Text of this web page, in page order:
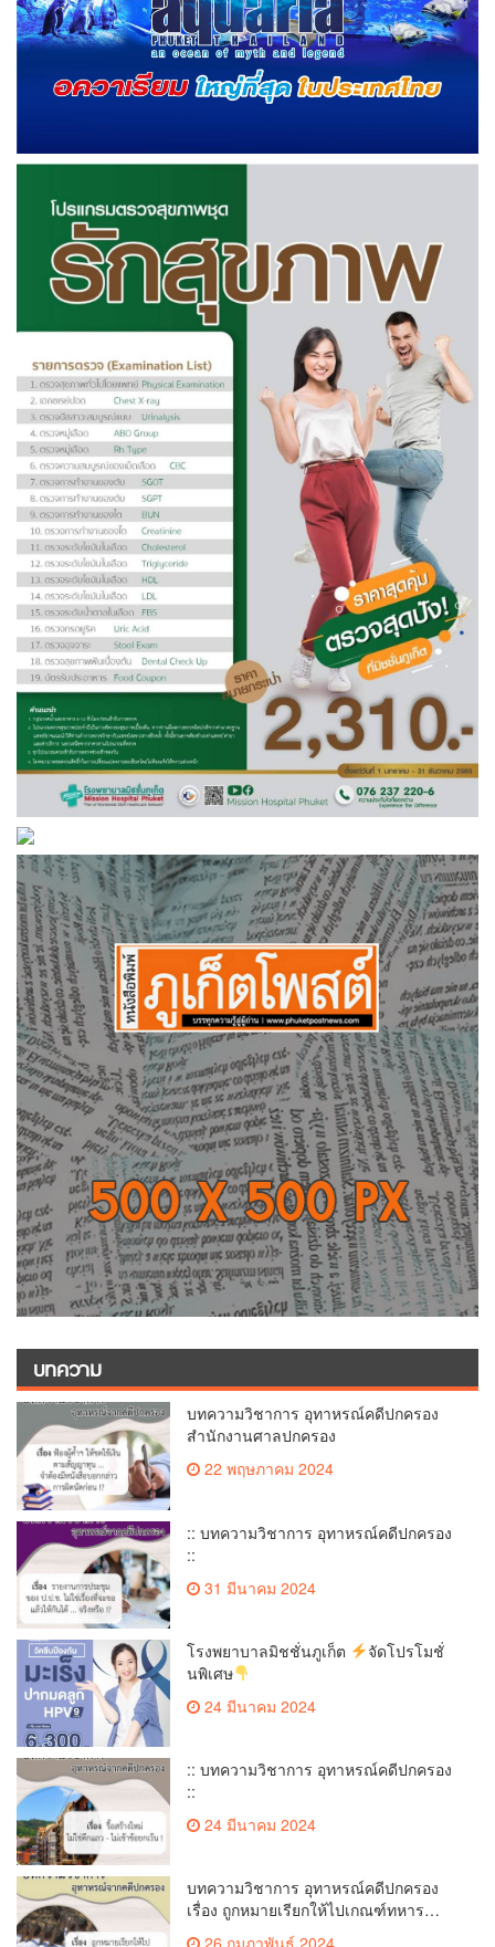
บทความ
บทความวิชาการ อุทาหรณ์คดีปกครอง
สำนักงานศาลปกครอง
22 พฤษภาคม 2024
:: บทความวิชาการ อุทาหรณ์คดีปกครอง
::
31 มีนาคม 2024
โรงพยาบาลมิชชั่นภูเก็ต
จัดโปรโมชั่
นพิเศษ
24 มีนาคม 2024
:: บทความวิชาการ อุทาหรณ์คดีปกครอง
::
24 มีนาคม 2024
บทความวิชาการ อุทาหรณ์คดีปกครอง
เรื่อง ถูกหมายเรียกให้ไปเกณฑ์ทหาร…
ฟ้องศาลปกครองได้ไหม